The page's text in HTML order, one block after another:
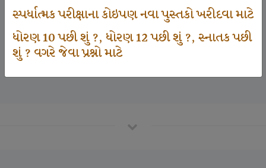
સ્પર્ધાત્મક પરીક્ષાના કોઇપણ નવા પુસ્તકો ખરીદવા માટે
ધોરણ 10 પછી શું ?, ધોરણ 12 પછી શું ?, સ્નાતક પછી
શું ? વગરે જેવા પ્રશ્નો માટે
125000